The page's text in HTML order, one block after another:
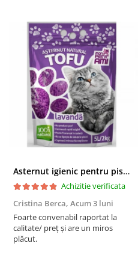
Asternut igienic pentru pisici Tofu Lavanda, Mon Petit 5 l
Achizitie verificata
Cristina Berca, Acum 3 luni
Foarte convenabil raportat la
calitate/ preț și are un miros
plăcut.